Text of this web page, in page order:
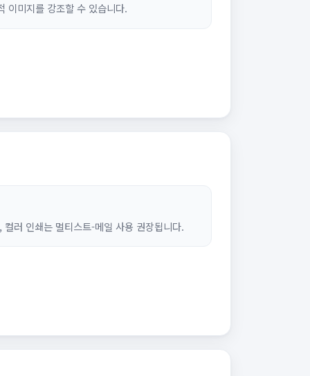
이미지를 강조할 수 있습니다.
러 인쇄는 멀티스트-메일 사용 권장됩니다.